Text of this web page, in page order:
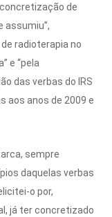
de
assumiu”,
radioterapia no
e “pela
das verbas do IRS
aos anos de 2009 e
sempre
daquelas verbas
o por,
já ter concretizado